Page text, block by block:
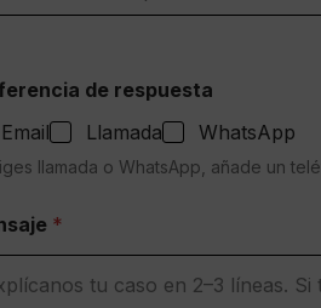
de respuesta
Email
Llamada WhatsApp
llamada o WhatsApp, añade un
*